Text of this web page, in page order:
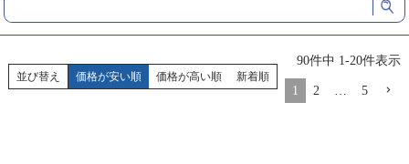
並び替え 価格が安い順 価格が高い順 新着順
90件中 1-20件表示
1 2 5